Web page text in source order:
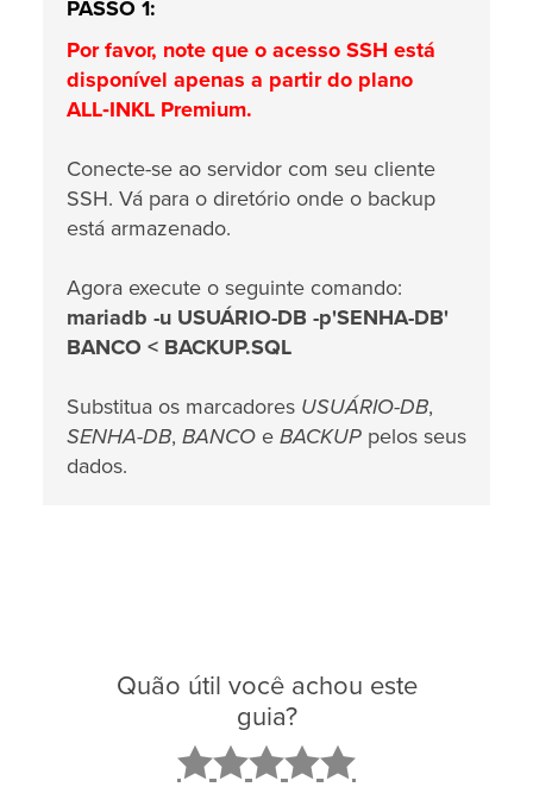
PASSO 1:
Por favor, note que o acesso SSH está
disponível apenas a partir do plano
ALL‑INKL Premium.
Conecte-se ao servidor com seu cliente
SSH. Vá para o diretório onde o backup
está armazenado.
Agora execute o seguinte comando:
mariadb -u USUÁRIO-DB -p'SENHA-DB'
BANCO < BACKUP.SQL
Substitua os marcadores USUÁRIO-DB,
SENHA-DB, BANCO e BACKUP pelos seus
dados.
Quão útil você achou este
guia?